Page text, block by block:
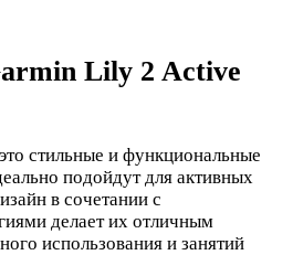
Lily 2 Active
стильные и функциональные
подойдут для активных
в сочетании с
делает их отличным
использования и занятий